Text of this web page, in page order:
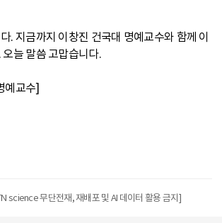
. 지금까지 이창진 건국대 명예교수와 함께 이
늘 말씀 고맙습니다.
예교수]
science 무단전재, 재배포 및 AI 데이터 활용 금지]